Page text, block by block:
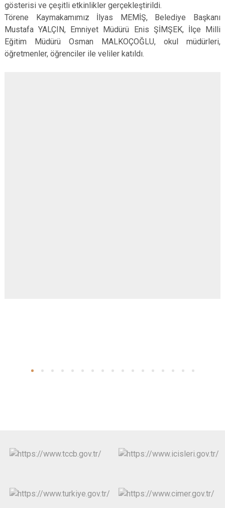
gösterisi ve çeşitli etkinlikler gerçekleştirildi.
Törene Kaymakamımız İlyas MEMİŞ, Belediye Başkanı
Mustafa YALÇIN, Emniyet Müdürü Enis ŞİMŞEK, İlçe Milli
Eğitim Müdürü Osman MALKOÇOĞLU, okul müdürleri,
öğretmenler, öğrenciler ile veliler katıldı.